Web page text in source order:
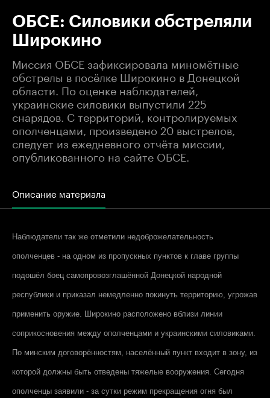
ОБСЕ: Силовики обстреляли
Широкино
Миссия ОБСЕ зафиксировала миномётные
обстрелы в посёлке Широкино в Донецкой
области. По оценке наблюдателей,
украинские силовики выпустили 225
снарядов. С территорий, контролируемых
ополченцами, произведено 20 выстрелов,
следует из ежедневного отчёта миссии,
опубликованного на сайте ОБСЕ.
Описание материала
Наблюдатели так же отметили недоброжелательность
ополченцев - на одном из пропускных пунктов к главе группы
подошёл боец самопровозглашённой Донецкой народной
республики и приказал немедленно покинуть территорию, угрожав
применить оружие. Широкино расположено вблизи линии
соприкосновения между ополченцами и украинскими силовиками.
По минским договорённостям, населённый пункт входит в зону, из
которой должны быть отведены тяжелые вооружения. Сегодня
ополченцы заявили - за сутки режим прекращения огня был